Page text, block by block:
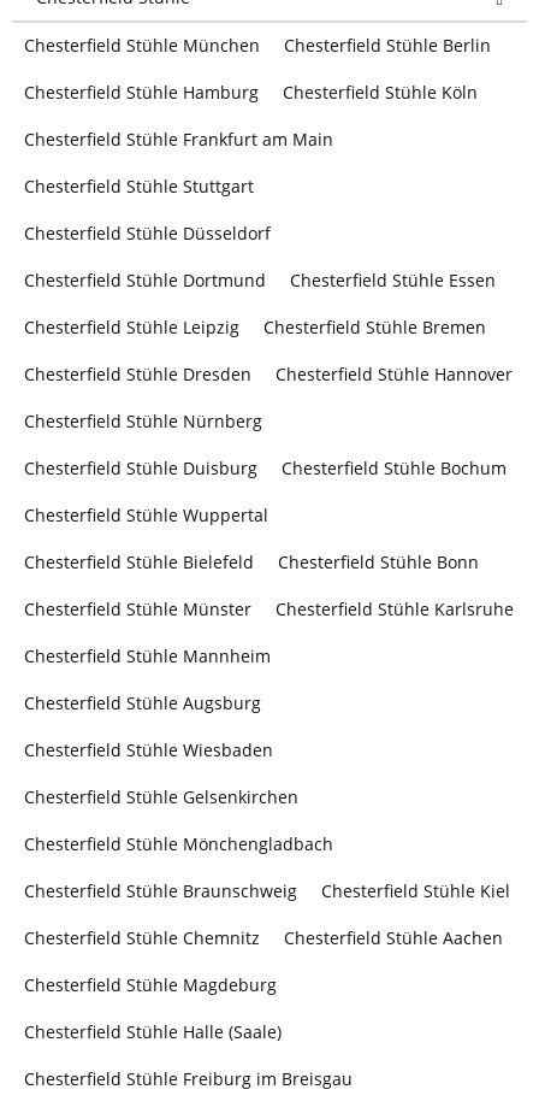
Chesterfield Stühle München Chesterfield Stühle Berlin
Chesterfield Stühle Hamburg Chesterfield Stühle Köln
Chesterfield Stühle Frankfurt am Main
Chesterfield Stühle Stuttgart
Chesterfield Stühle Düsseldorf
Chesterfield Stühle Dortmund Chesterfield Stühle Essen
Chesterfield Stühle Leipzig Chesterfield Stühle Bremen
Chesterfield Stühle Dresden Chesterfield Stühle Hannover
Chesterfield Stühle Nürnberg
Chesterfield Stühle Duisburg Chesterfield Stühle Bochum
Chesterfield Stühle Wuppertal
Chesterfield Stühle Bielefeld Chesterfield Stühle Bonn
Chesterfield Stühle Münster Chesterfield Stühle Karlsruhe
Chesterfield Stühle Mannheim
Chesterfield Stühle Augsburg
Chesterfield Stühle Wiesbaden
Chesterfield Stühle Gelsenkirchen
Chesterfield Stühle Mönchengladbach
Chesterfield Stühle Braunschweig Chesterfield Stühle Kiel
Chesterfield Stühle Chemnitz Chesterfield Stühle Aachen
Chesterfield Stühle Magdeburg
Chesterfield Stühle Halle (Saale)
Chesterfield Stühle Freiburg im Breisgau